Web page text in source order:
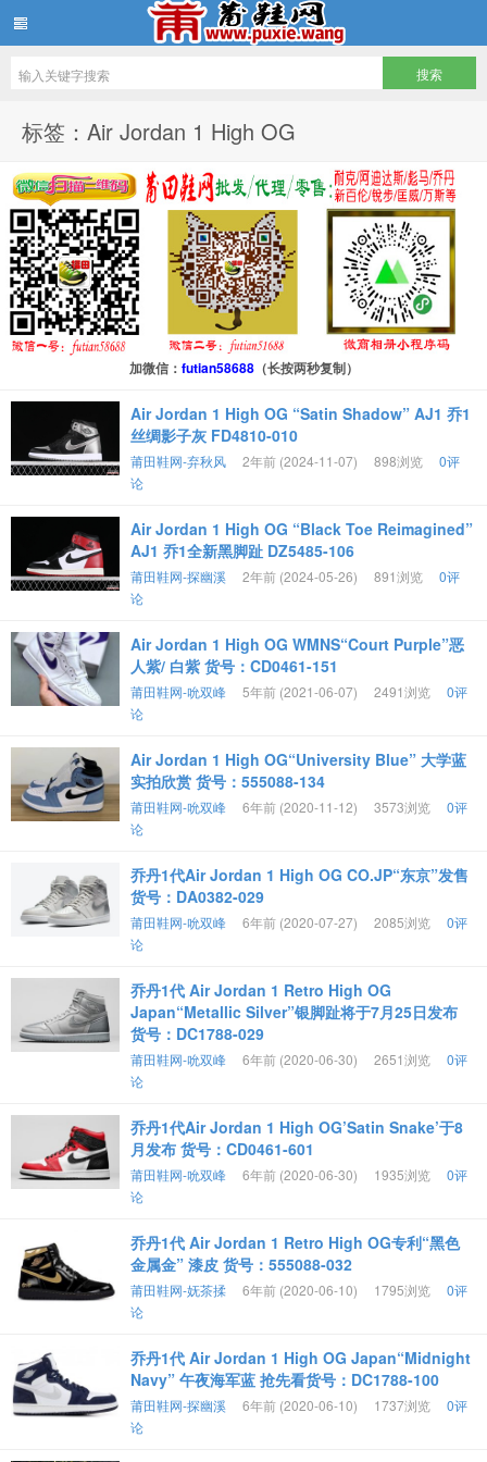
标签：Air Jordan 1 High OG
加微信： futian58688（长按两秒复制）
Air Jordan 1 High OG “Satin Shadow” AJ1 乔1
丝绸影子灰 FD4810-010
莆田鞋网-弃秋风 2年前 (2024-11-07) 898浏览
0评
论
Air Jordan 1 High OG “Black Toe Reimagined”
AJ1 乔1全新黑脚趾 DZ5485-106
莆田鞋网-探幽溪 2年前 (2024-05-26) 891浏览
0评
论
Air Jordan 1 High OG WMNS“Court Purple”恶
人紫/ 白紫 货号：CD0461-151
莆田鞋网-吮双峰 5年前 (2021-06-07) 2491浏览
0评
论
Air Jordan 1 High OG“University Blue” 大学蓝
实拍欣赏 货号：555088-134
莆田鞋网-吮双峰 6年前 (2020-11-12) 3573浏览
0评
论
乔丹1代Air Jordan 1 High OG CO.JP“东京”发售
货号：DA0382-029
莆田鞋网-吮双峰 6年前 (2020-07-27) 2085浏览
0评
论
乔丹1代 Air Jordan 1 Retro High OG
Japan“Metallic Silver”银脚趾将于7月25日发布
货号：DC1788-029
莆田鞋网-吮双峰 6年前 (2020-06-30) 2651浏览
0评
论
乔丹1代Air Jordan 1 High OG’Satin Snake’于8
月发布 货号：CD0461-601
莆田鞋网-吮双峰 6年前 (2020-06-30) 1935浏览
0评
论
乔丹1代 Air Jordan 1 Retro High OG专利“黑色
金属金” 漆皮 货号：555088-032
莆田鞋网-妩茶揉 6年前 (2020-06-10) 1795浏览
0评
论
乔丹1代 Air Jordan 1 High OG Japan“Midnight
Navy” 午夜海军蓝 抢先看货号：DC1788-100
莆田鞋网-探幽溪 6年前 (2020-06-10) 1737浏览
0评
论